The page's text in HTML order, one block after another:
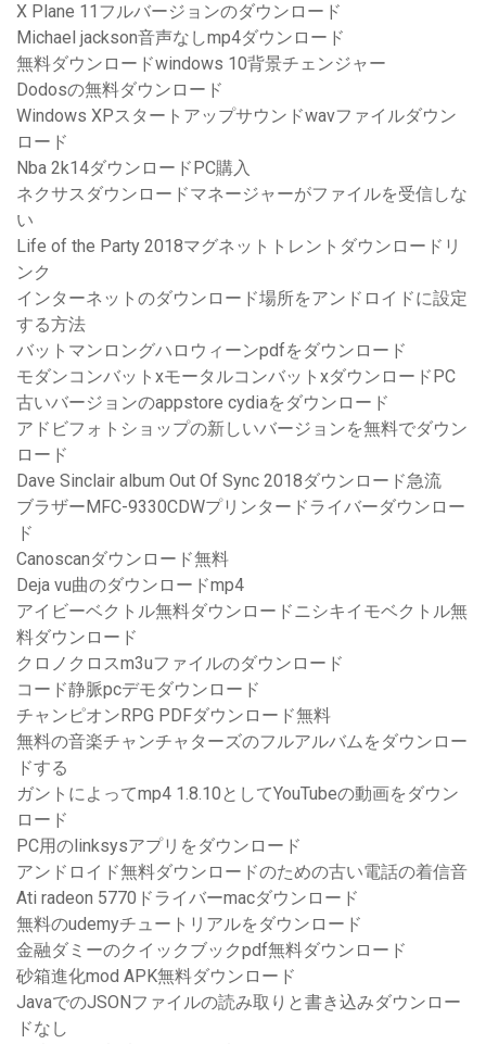
X Plane 11フルバージョンのダウンロード
Michael jackson音声なしmp4ダウンロード
無料ダウンロードwindows 10背景チェンジャー
Dodosの無料ダウンロード
Windows XPスタートアップサウンドwavファイルダウン
ロード
Nba 2k14ダウンロードPC購入
ネクサスダウンロードマネージャーがファイルを受信しな
い
Life of the Party 2018マグネットトレントダウンロードリ
ンク
インターネットのダウンロード場所をアンドロイドに設定
する方法
バットマンロングハロウィーンpdfをダウンロード
モダンコンバットxモータルコンバットxダウンロードPC
古いバージョンのappstore cydiaをダウンロード
アドビフォトショップの新しいバージョンを無料でダウン
ロード
Dave Sinclair album Out Of Sync 2018ダウンロード急流
ブラザーMFC-9330CDWプリンタードライバーダウンロー
ド
Canoscanダウンロード無料
Deja vu曲のダウンロードmp4
アイビーベクトル無料ダウンロードニシキイモベクトル無
料ダウンロード
クロノクロスm3uファイルのダウンロード
コード静脈pcデモダウンロード
チャンピオンRPG PDFダウンロード無料
無料の音楽チャンチャターズのフルアルバムをダウンロー
ドする
ガントによってmp4 1.8.10としてYouTubeの動画をダウン
ロード
PC用のlinksysアプリをダウンロード
アンドロイド無料ダウンロードのための古い電話の着信音
Ati radeon 5770ドライバーmacダウンロード
無料のudemyチュートリアルをダウンロード
金融ダミーのクイックブックpdf無料ダウンロード
砂箱進化mod APK無料ダウンロード
JavaでのJSONファイルの読み取りと書き込みダウンロー
ドなし